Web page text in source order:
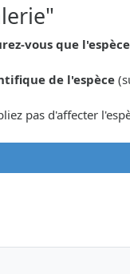
vous que
de l'espèce
pas d'affecter